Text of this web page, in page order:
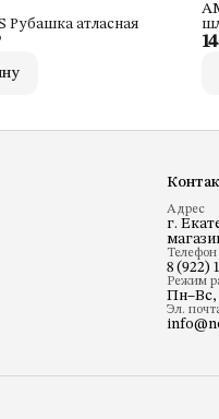
Рубашка атласная
Адрес
г.
Телефон
8 (922)
Режим
Пн–Вс,
Эл.